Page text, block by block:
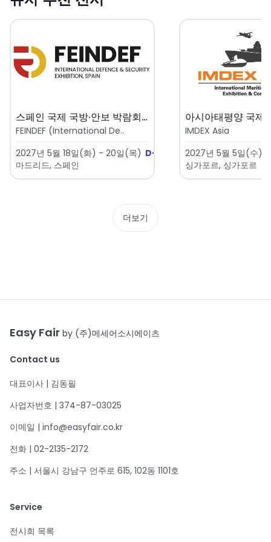
스페인 국제 국방·안보 박람회 2..
FEINDEF (International De..
2027년 5월 18일(화) - 20일(목) D-282
마드리드, 스페인
IMDEX Asia
2027년 5월 5일(수)
싱가포르, 싱가포르
더보기
Easy Fair by (주)메세어소시에이츠
Contact us
대표이사 | 김동필
사업자번호 | 374-87-03025
이메일 | info@easyfair.co.kr
전화 | 02-2135-2172
주소 | 서울시 강남구 언주로 615, 102동 1101호
Service
전시회 목록